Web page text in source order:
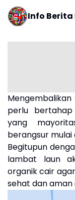
Info
perlu
yang
berangsur
Begitupun
lambat laun
organik cair
sehat dan aman